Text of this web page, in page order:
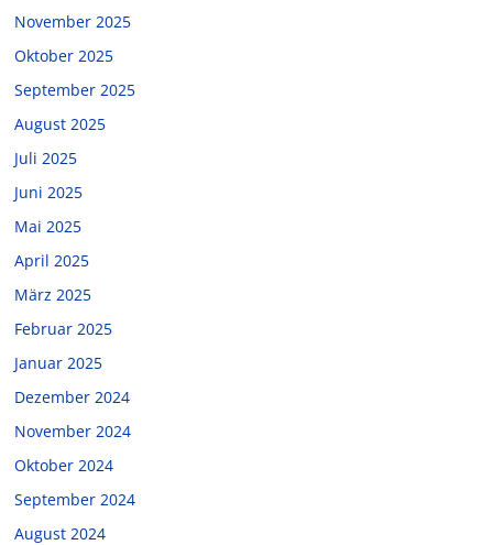
November 2025
Oktober 2025
September 2025
August 2025
Juli 2025
Juni 2025
Mai 2025
April 2025
März 2025
Februar 2025
Januar 2025
Dezember 2024
November 2024
Oktober 2024
September 2024
August 2024